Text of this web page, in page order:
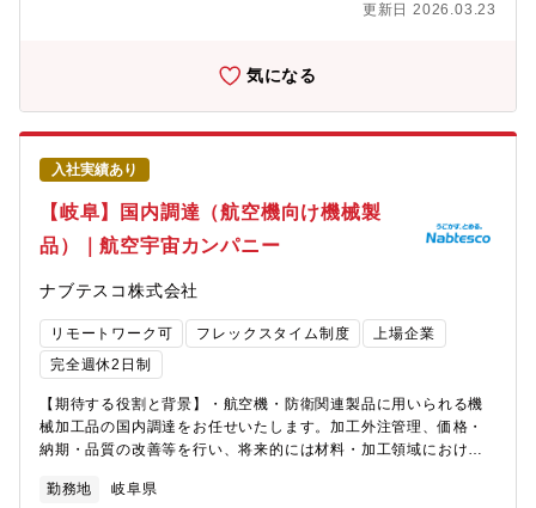
務であり、ともに推進いただける仲間を増員募集をする運びとな
との価格・納期・品質・契約条件の交渉、社内調整・調達コス
ト・納期管理、物流管理および、改善活動（サプライヤーポータ
ルサイトの構築等）・新製品向けサプライチェーン構築（国内外
新規調達先調査・評価）・チーム内の課題解決推進、若手メンバ
ーのフォロー・育成※海外サプライヤー・海外グループ会社との
会議・メールなど英語で対応いただきます【対象顧客と調達部
品】・米国: 民間航空機向け輸入部品【仕事のやりがい・魅力】
■〇航空機や防衛装備品に搭載される重要部材の調達を通じて、グ
ローバルビジネスに携わることが可能です。国内・海外サプライ
の高いテーマに向き合いながら、最適なサプライチェーンを構築
いただけます。■航空宇宙・防衛分野ならではの高い品質・信頼性
要求に応えるため、将来の需要見通しや課題を共有し、改善活動
をともに推進することが重要と考えています。自ら築いた信頼関
係が、安定供給や競争力強化につながるため、仕事のやりがいを
実感できます。【組織構成】航空宇宙カンパニー調達部24名（年
齢は20～50代）【組織ミッション】同部門では、世界最適調達活
動を推進することにより競争力のある納期・価格の調達を実現
す。【働き方】残業：約30時間/月出張：3ヶ月に1回程度/年（海
更新日 2026.03.23
気になる
入社実績あり
【岐阜】国内調達（航空機向け機械製
品）｜航空宇宙カンパニー
ナブテスコ株式会社
リモートワーク可 フレックスタイム制度
上場企業
完全週休2日制
【期待する役割と背景】・航空機・防衛関連製品に用いられる機
械加工品の国内調達をお任せいたします。加工外注管理、価格・
納期・品質の改善等を行い、将来的には材料・加工領域における
ます。防衛事業の拡大および民間航空機需要の回復を背景に、航
勤務地 岐阜県